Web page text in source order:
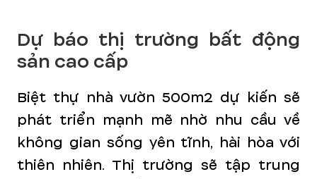
Dự báo thị trường bất động
sản cao cấp
Biệt thự nhà vườn 500m2 dự kiến sẽ
phát triển mạnh mẽ nhờ nhu cầu về
không gian sống yên tĩnh, hài hòa với
thiên nhiên. Thị trường sẽ tập trung